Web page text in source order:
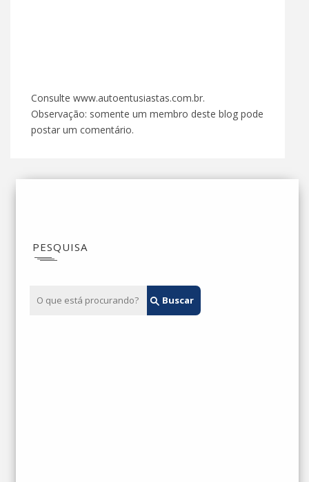
Consulte www.autoentusiastas.com.br.
Observação: somente um membro deste blog pode
postar um comentário.
PESQUISA